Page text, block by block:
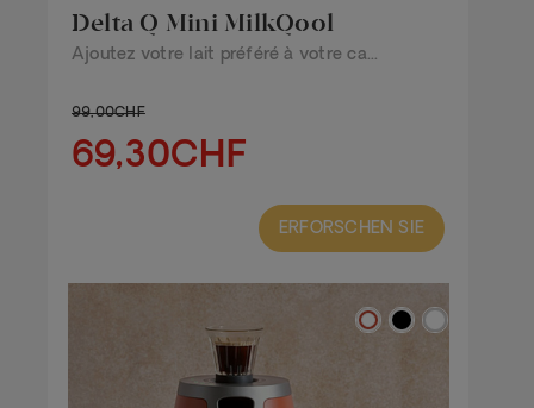
Delta Q Mini MilkQool
Ajoutez votre lait préféré à votre ca...
99,00CHF
69,30CHF
ERFORSCHEN SIE